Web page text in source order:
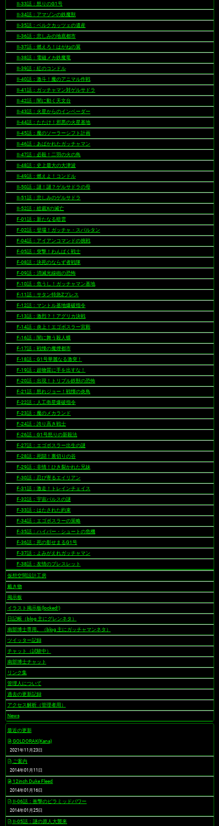
II-33話：怒りのG1号
II-34話：アマゾンの鉄魔獣
II-35話：ベルクカッツェの遺産
II-36話：悲しみの地底都市
II-37話：燃えろ！はがねの翼
II-38話：電磁メカ鉄魔竜
II-39話：紅のコンドル
II-40話：激斗！魔のアニマル作戦
II-41話：ガッチャマン対ゲルサドラ
II-42話：闇に動く天文台
II-43話：火星からのインベーダー
II-44話：たたけ！邪悪の火星基地
II-45話：魔のソーラーシフト計画
II-46話：あばかれたガッチャマン
II-47話：必殺！二羽の火の鳥
II-48話：史上最大の大津波
II-49話：燃えよ！コンドル
II-50話：謎！謎？ゲルサドラの母
II-51話：悲しみのゲルサドラ
II-52話：総裁Xの滅亡
F-01話：新たなる暗雲
F-02話：登場！ガッチャ・スパルタン
F-04話：アイアンコマンドの挑戦
F-05話：突撃！わんぱく戦士
F-08話：決死のならず者戦隊
F-09話：消滅光線砲の恐怖
F-10話：危うし！ガッチャマン基地
F-11話：サタン特急Zプレス
F-12話：マントル基地爆破指令
F-13話：激烈？！アグリカ決戦
F-14話：炎上！エゴボスラー宮殿
F-16話：闇に舞う殺人蝶
F-17話：戦慄の魔煙都市
F-18話：G1号華麗なる激突！
F-19話：超物質に手を出すな！
F-20話：出現！トリプル鉄獣の恐怖
F-21話：怒れジョー！戦慄の炎鳥
F-22話：人工衛星爆破指令
F-23話：魔のメカランド
F-24話：誇り高き戦士
F-26話：G1号怒りの新殺法
F-27話：エゴボスラー出生の謎
F-28話：死闘！裏切りの谷
F-29話：非情！ひき裂かれた兄妹
F-30話：忍び寄るエイリアン
F-31話：激走！トレインチェイス
F-32話：宇宙パルスの謎
F-33話：はたされた約束
F-34話：エゴボスラーの策略
F-35話：ハイパー・シュートの危機
F-36話：死の影せまるG1号
F-37話：よみがえれガッチャマン
F-38話：友情のブレスレット
仮想空間設計工房
戴き物
掲示板
イラスト掲示板(locked!)
日記帳（blog 主にグレンネタ）
南部博士専用。（blog 主にガッチャマンネタ）
ツイッター記録
チャット（試験中）
南部博士チャット
リンク集
管理人について
過去の更新記録
アクセス解析（管理者用）
News
最近の更新
GOLDORAK(Kana)
2021年11月23日
ご案内
2014年01月11日
12inch Duke Fleed
2014年01月16日
II-06話：衝撃のピラミッドパワー
2014年01月25日
II-05話：謎の原人大襲来